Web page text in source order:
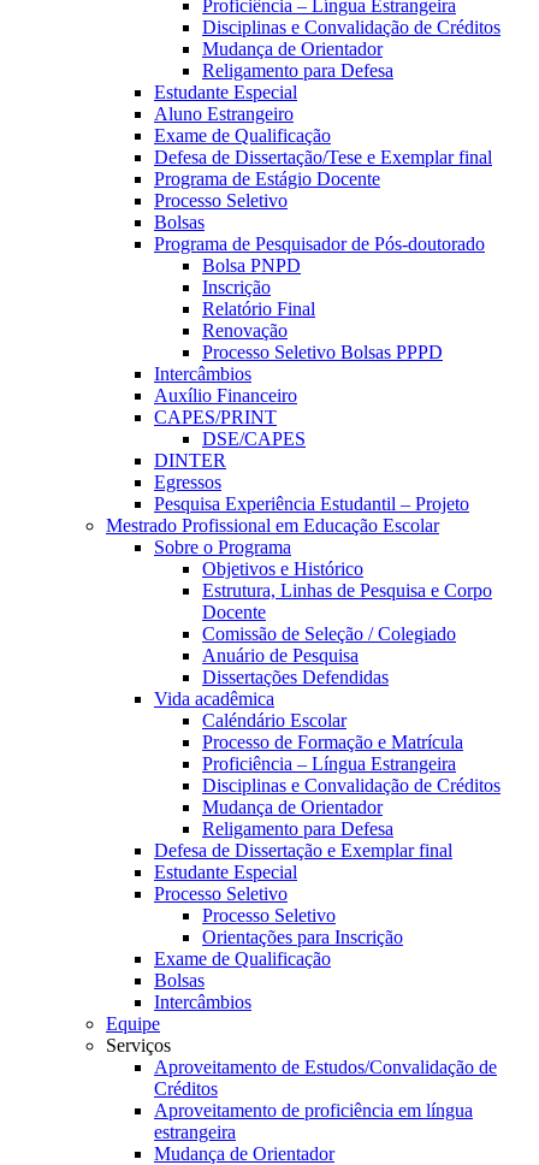
Proficiência – Língua Estrangeira
Disciplinas e Convalidação de Créditos
Mudança de Orientador
Religamento para Defesa
Estudante Especial
Aluno Estrangeiro
Exame de Qualificação
Defesa de Dissertação/Tese e Exemplar final
Programa de Estágio Docente
Processo Seletivo
Bolsas
Programa de Pesquisador de Pós-doutorado
Bolsa PNPD
Inscrição
Relatório Final
Renovação
Processo Seletivo Bolsas PPPD
Intercâmbios
Auxílio Financeiro
CAPES/PRINT
DSE/CAPES
DINTER
Egressos
Pesquisa Experiência Estudantil – Projeto
Mestrado Profissional em Educação Escolar
Sobre o Programa
Objetivos e Histórico
Estrutura, Linhas de Pesquisa e Corpo
Docente
Comissão de Seleção / Colegiado
Anuário de Pesquisa
Dissertações Defendidas
Vida acadêmica
Caléndário Escolar
Processo de Formação e Matrícula
Proficiência – Língua Estrangeira
Disciplinas e Convalidação de Créditos
Mudança de Orientador
Religamento para Defesa
Defesa de Dissertação e Exemplar final
Estudante Especial
Processo Seletivo
Processo Seletivo
Orientações para Inscrição
Exame de Qualificação
Bolsas
Intercâmbios
Equipe
Serviços
Aproveitamento de Estudos/Convalidação de
Créditos
Aproveitamento de proficiência em língua
estrangeira
Mudança de Orientador